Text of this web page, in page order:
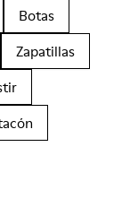
Botas
Zapatillas